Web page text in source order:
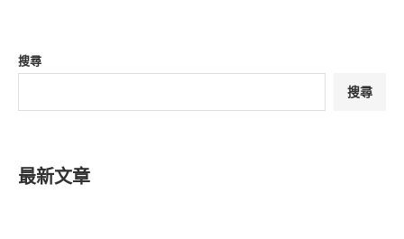
搜尋
搜尋
最新文章